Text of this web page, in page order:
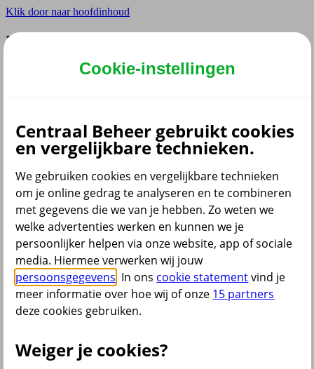
Klik door naar hoofdinhoud
Hoofdmenu navigatie
Instellingen
Dyslexie lettertype
Aan / Uit
Cookies aanpassen
CoBrowsing
Start
Cookie-instellingen
Centraal Beheer gebruikt cookies
en vergelijkbare technieken.
We gebruiken cookies en vergelijkbare technieken
om je online gedrag te analyseren en te combineren
met gegevens die we van je hebben. Zo weten we
welke advertenties werken en kunnen we je
persoonlijker helpen via onze website, app of sociale
media. Hiermee verwerken wij jouw
persoonsgegevens . In ons cookie statementvind je
meer informatie over hoe wij of onze 15 partners
deze cookies gebruiken.
Weiger je cookies?